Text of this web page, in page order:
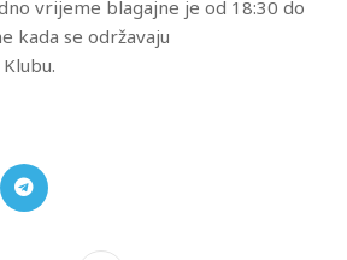
vrijeme blagajne je od 18:30 do
kada se održavaju